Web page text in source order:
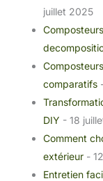
juillet 2025
comparatifs
DIY - 18
Comment
extérieur -
Entretien